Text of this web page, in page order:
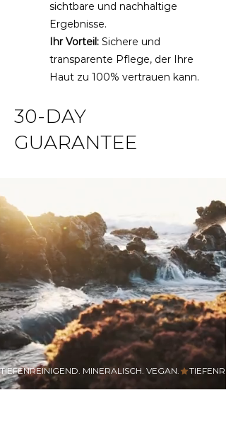
sichtbare und nachhaltige
Ergebnisse.
Ihr Vorteil: Sichere und
transparente Pflege, der Ihre
Haut zu 100% vertrauen kann.
30-DAY
GUARANTEE
TIEFENREINIGEND. MINERALISCH. VEGAN.